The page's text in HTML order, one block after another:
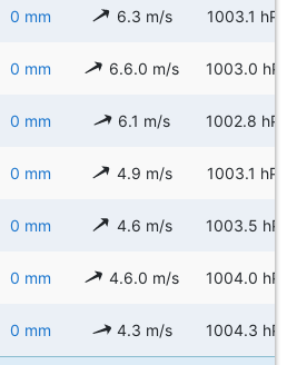
0 mm 6.3 m/s 1003.1 hPa
0 mm 6.6.0 m/s 1003.0 hPa
0 mm 6.1 m/s 1002.8 hPa
0 mm 4.9 m/s 1003.1 hPa
0 mm 4.6 m/s 1003.5 hPa
0 mm 4.6.0 m/s 1004.0 hPa
0 mm 4.3 m/s 1004.3 hPa